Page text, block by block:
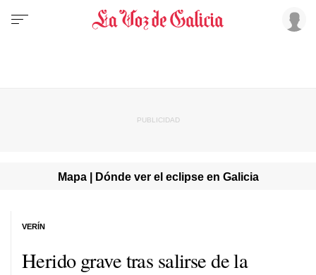
Mapa | Dónde ver el eclipse en Galicia
Herido grave tras salirse de la
VERÍN